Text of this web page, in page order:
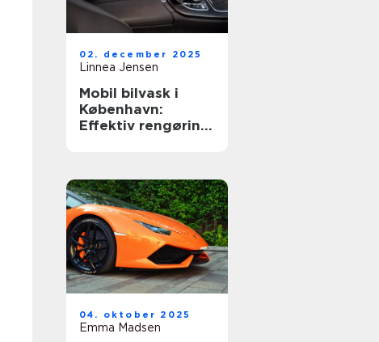
02. december 2025
Linnea Jensen
Mobil bilvask i
København:
Effektiv rengøring
04. oktober 2025
Emma Madsen